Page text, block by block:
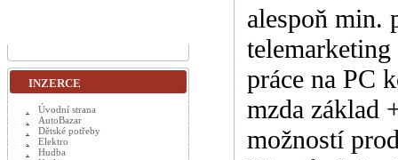
alespoň min.
práce na PC
mzda základ
možností
INZERCE
Úvodní strana
AutoBazar
Dětské potřeby
Elektro
Hudba